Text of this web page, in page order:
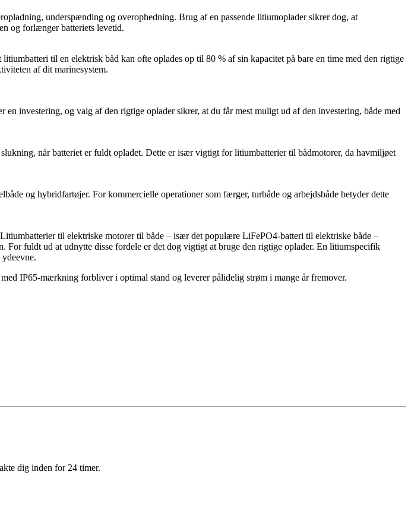
underspænding og overophedning. Brug af en passende litiumoplader sikrer dog, at
og forlænger batteriets levetid.
til en elektrisk båd kan ofte oplades op til 80 % af sin kapacitet på bare en time med den rigtige
af ​​dit marinesystem.
investering, og valg af den rigtige oplader sikrer, at du får mest muligt ud af den investering, både med
når batteriet er fuldt opladet. Dette er især vigtigt for litiumbatterier til bådmotorer, da havmiljøet
og hybridfartøjer. For kommercielle operationer som færger, turbåde og arbejdsbåde betyder dette
til elektriske motorer til både – især det populære LiFePO4-batteri til elektriske både –
fuldt ud at udnytte disse fordele er det dog vigtigt at bruge den rigtige oplader. En litiumspecifik
IP65-mærkning forbliver i optimal stand og leverer pålidelig strøm i mange år fremover.
dig inden for 24 timer.